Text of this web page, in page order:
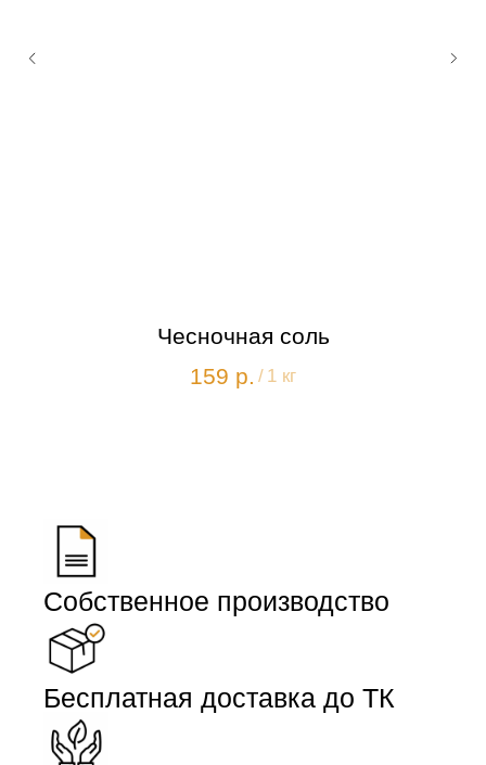
Чесночная соль
159 р. / 1 кг
Собственное производство
Бесплатная доставка до ТК